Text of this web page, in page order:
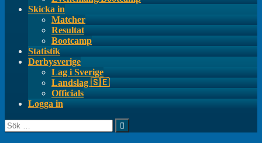
Skicka in
Matcher
Resultat
Bootcamp
Statistik
Derbysverige
Lag i Sverige
Landslag 🇸🇪
Officials
Logga in
Sök
efter: